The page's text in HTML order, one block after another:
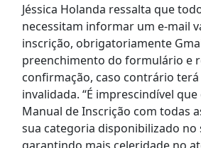
Jéssica Holanda ressalta que
necessitam informar um e-mail
inscrição, obrigatoriamente
preenchimento do formulário e
confirmação, caso contrário terá
invalidada. “É imprescindível
Manual de Inscrição com todas
sua categoria disponibilizado no